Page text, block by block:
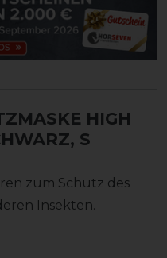
HIGH
S
zum Schutz des
Insekten.